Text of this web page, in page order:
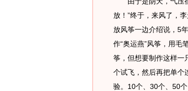
放！”终于，来风了，
放风筝一边介绍说，5
作“奥运燕”风筝，用毛
筝，但想要制作这样一
个试飞，然后再把单个
验。10个、30个、50